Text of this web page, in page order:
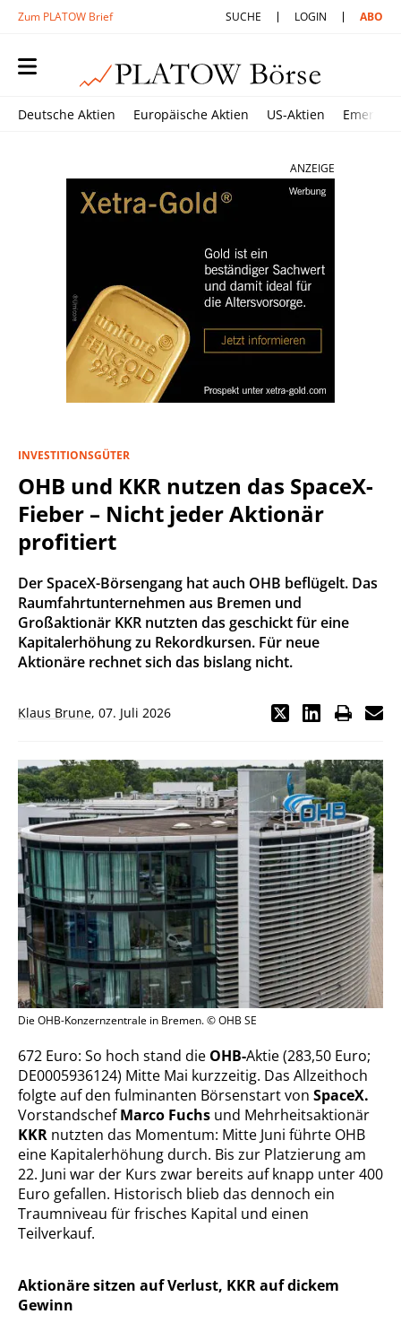
Zum PLATOW Brief SUCHE LOGIN ABO
Deutsche Aktien Europäische Aktien US-Aktien
ANZEIGE
INVESTITIONSGÜTER
OHB und KKR nutzen das SpaceX-
Fieber – Nicht jeder Aktionär
profitiert
Der SpaceX-Börsengang hat auch OHB beflügelt. Das
Raumfahrtunternehmen aus Bremen und
Großaktionär KKR nutzten das geschickt für eine
Kapitalerhöhung zu Rekordkursen. Für neue
Aktionäre rechnet sich das bislang nicht.
Klaus Brune, 07. Juli 2026
Die OHB-Konzernzentrale in Bremen. © OHB SE
672 Euro: So hoch stand die OHB-Aktie (283,50 Euro;
DE0005936124) Mitte Mai kurzzeitig. Das Allzeithoch
folgte auf den fulminanten Börsenstart von SpaceX.
VorstandschefMarco Fuchs und Mehrheitsaktionär
KKR nutzten das Momentum: Mitte Juni führte OHB
eine Kapitalerhöhung durch. Bis zur Platzierung am
22. Juni war der Kurs zwar bereits auf knapp unter 400
Euro gefallen. Historisch blieb das dennoch ein
Traumniveau für frisches Kapital und einen
Teilverkauf.
Aktionäre sitzen auf Verlust, KKR auf dickem
Gewinn